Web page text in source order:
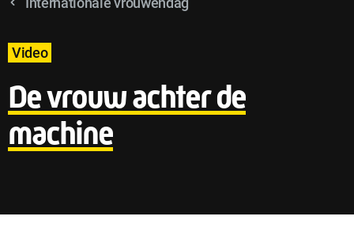
De vrouw achter de
machine
Video